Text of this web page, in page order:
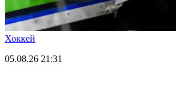
Хоккей
05.08.26 21:31